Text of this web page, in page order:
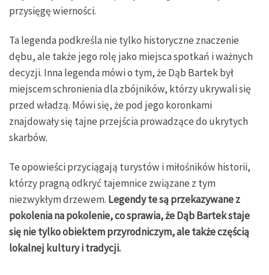
przysięgę wierności.
Ta legenda podkreśla nie tylko historyczne znaczenie
dębu, ale także jego rolę jako miejsca spotkań i ważnych
decyzji. Inna legenda mówi o tym, że Dąb Bartek był
miejscem schronienia dla zbójników, którzy ukrywali się
przed władzą. Mówi się, że pod jego koronkami
znajdowały się tajne przejścia prowadzące do ukrytych
skarbów.
Te opowieści przyciągają turystów i miłośników historii,
którzy pragną odkryć tajemnice związane z tym
niezwykłym drzewem. Legendy te są przekazywane z
pokolenia na pokolenie, co sprawia, że Dąb Bartek staje
się nie tylko obiektem przyrodniczym, ale także częścią
lokalnej kultury i tradycji.